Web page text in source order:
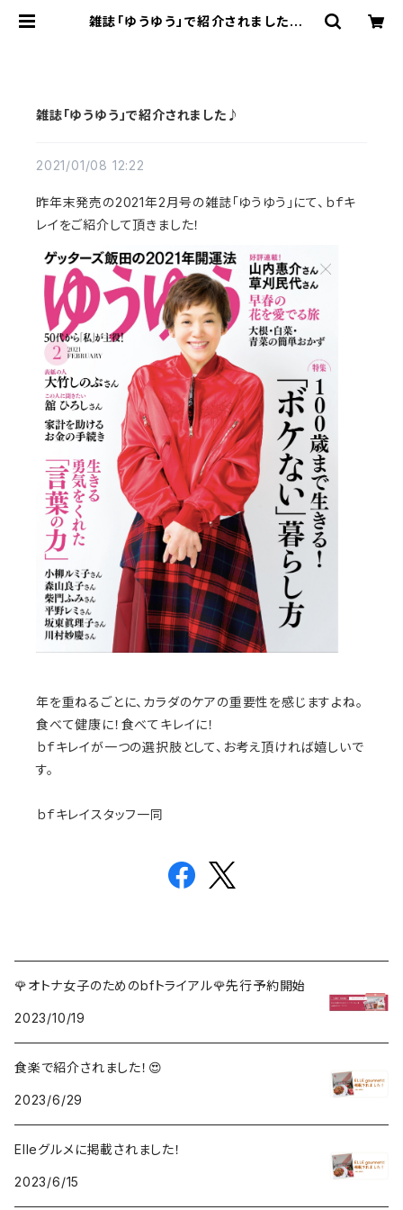
雑誌「ゆうゆう」で紹介されました♪ |
雑誌「ゆうゆう」で紹介されました♪
2021/01/08 12:22
昨年末発売の2021年2月号の雑誌「ゆうゆう」にて、ｂｆキ
レイをご紹介して頂きました！
年を重ねるごとに、カラダのケアの重要性を感じますよね。
食べて健康に！食べてキレイに！
ｂｆキレイが一つの選択肢として、お考え頂ければ嬉しいで
す。
ｂｆキレイスタッフ一同
🌹オトナ女子のためのbfトライアル🌹先行予約開始
2023/10/19
食楽で紹介されました！😍
2023/6/29
Elleグルメに掲載されました！
2023/6/15